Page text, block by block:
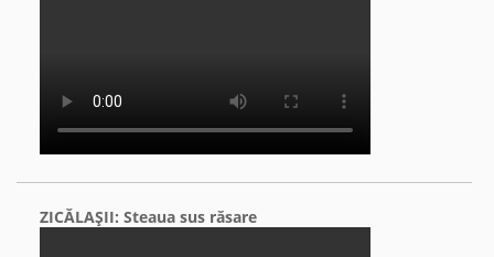
ZICĂLAŞII: Steaua sus răsare